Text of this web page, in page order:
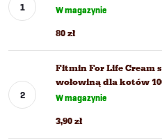
W magazynie
80 zł
Fitmin For Life Cream
wołowiną dla kotów
W magazynie
3,90 zł